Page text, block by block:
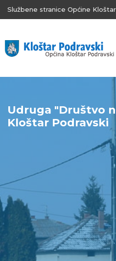
Službene stranice Općine
Udruga "Društvo
Kloštar Podravski